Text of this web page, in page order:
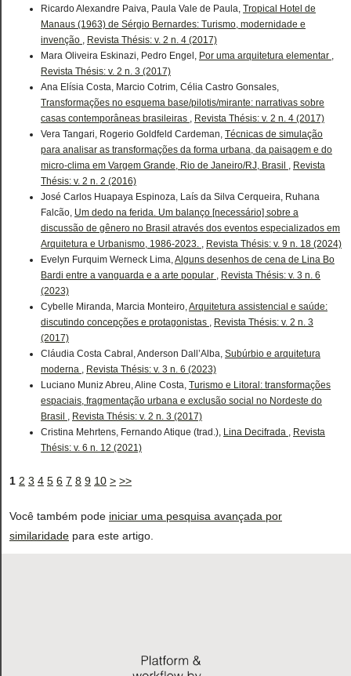
Ricardo Alexandre Paiva, Paula Vale de Paula, Tropical Hotel de
Manaus (1963) de Sérgio Bernardes: Turismo, modernidade e
invenção , Revista Thésis: v. 2 n. 4 (2017)
Mara Oliveira Eskinazi, Pedro Engel, Por uma arquitetura elementar ,
Revista Thésis: v. 2 n. 3 (2017)
Ana Elísia Costa, Marcio Cotrim, Célia Castro Gonsales,
Transformações no esquema base/pilotis/mirante: narrativas sobre
casas contemporâneas brasileiras , Revista Thésis: v. 2 n. 4 (2017)
Vera Tangari, Rogerio Goldfeld Cardeman, Técnicas de simulação
para analisar as transformações da forma urbana, da paisagem e do
micro-clima em Vargem Grande, Rio de Janeiro/RJ, Brasil , Revista
Thésis: v. 2 n. 2 (2016)
José Carlos Huapaya Espinoza, Laís da Silva Cerqueira, Ruhana
Falcão, Um dedo na ferida. Um balanço [necessário] sobre a
discussão de gênero no Brasil através dos eventos especializados em
Arquitetura e Urbanismo, 1986-2023. , Revista Thésis: v. 9 n. 18 (2024)
Evelyn Furquim Werneck Lima,Alguns desenhos de cena de Lina Bo
Bardi entre a vanguarda e a arte popular , Revista Thésis: v. 3 n. 6
(2023)
Cybelle Miranda, Marcia Monteiro,Arquitetura assistencial e saúde:
discutindo concepções e protagonistas , Revista Thésis: v. 2 n. 3
(2017)
Cláudia Costa Cabral, Anderson Dall’Alba, Subúrbio e arquitetura
moderna , Revista Thésis: v. 3 n. 6 (2023)
Luciano Muniz Abreu, Aline Costa, Turismo e Litoral: transformações
espaciais, fragmentação urbana e exclusão social no Nordeste do
Brasil , Revista Thésis: v. 2 n. 3 (2017)
Cristina Mehrtens, Fernando Atique (trad.), Lina Decifrada , Revista
Thésis: v. 6 n. 12 (2021)
1 2 3 4 5 6 7 8 9 10 > >>
Você também pode iniciar uma pesquisa avançada por
similaridade para este artigo.